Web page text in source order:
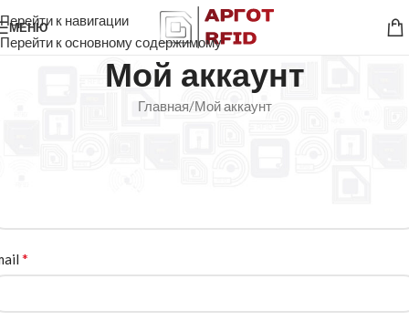
Перейти к навигации
Перейти к основному содержимому
МЕНЮ
Мой аккаунт
Главная Мой аккаунт
*